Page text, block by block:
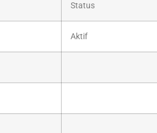
Status
Aktif